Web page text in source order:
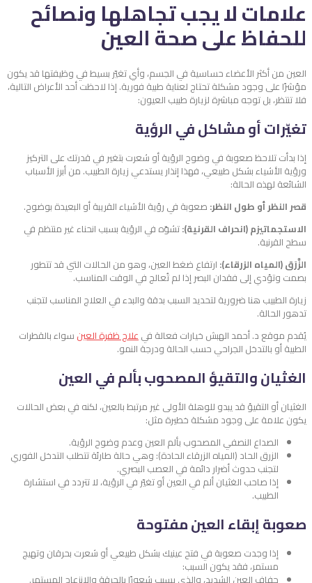
علامات لا يجب تجاهلها ونصائح
للحفاظ على صحة العين
العين من أكثر الأعضاء حساسية في الجسم، وأي تغيّر بسيط في وظيفتها قد يكون
مؤشرًا على وجود مشكلة تحتاج لعناية طبية فورية. إذا لاحظت أحد الأعراض التالية،
فلا تنتظر، بل توجه مباشرة لزيارة طبيب العيون:
تغيّرات أو مشاكل في الرؤية
إذا بدأت تلاحظ صعوبة في وضوح الرؤية أو شعرت بتغير في قدرتك على التركيز
ورؤية الأشياء بشكل طبيعي، فهذا إنذار يستدعي زيارة الطبيب. من أبرز الأسباب
الشائعة لهذه الحالة:
قصر النظر أو طول النظر: صعوبة في رؤية الأشياء القريبة أو البعيدة بوضوح.
الاستجماتيزم (انحراف القرنية):تشوّه في الرؤية بسبب انحناء غير منتظم في
سطح القرنية.
الزَّرَق (المياه الزرقاء): ارتفاع ضغط العين، وهو من الحالات التي قد تتطور
بصمت وتؤدي إلى فقدان البصر إذا لم تُعالج في الوقت المناسب.
زيارة الطبيب هنا ضرورية لتحديد السبب بدقة والبدء في العلاج المناسب لتجنب
تدهور الحالة.
يُقدم موقع د. أحمد الهبش خيارات فعالة فيعلاج ظفرة العين سواء بالقطرات
الطبية أو بالتدخل الجراحي حسب الحالة ودرجة النمو.
الغثيان والتقيؤ المصحوب بألم في العين
الغثيان أو التقيؤ قد يبدو للوهلة الأولى غير مرتبط بالعين، لكنه في بعض الحالات
يكون علامة على وجود مشكلة خطيرة مثل:
الصداع النصفي المصحوب بألم العين وعدم وضوح الرؤية.
الزرق الحاد (المياه الزرقاء الحادة): وهي حالة طارئة تتطلب التدخل الفوري
لتجنب حدوث أضرار دائمة في العصب البصري.
إذا صاحب الغثيان ألم في العين أو تغيّر في الرؤية، لا تتردد في استشارة
الطبيب.
صعوبة إبقاء العين مفتوحة
إذا وجدت صعوبة في فتح عينيك بشكل طبيعي أو شعرت بحرقان وتهيج
مستمر، فقد يكون السبب: